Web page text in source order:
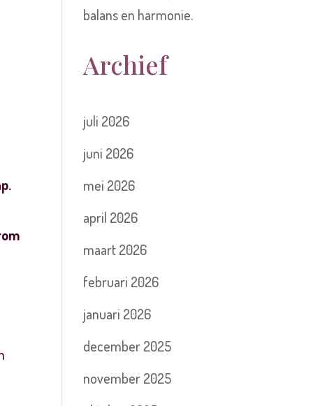
balans en harmonie.
Archief
juli 2026
juni 2026
mei 2026
april 2026
maart 2026
februari 2026
januari 2026
december 2025
november 2025